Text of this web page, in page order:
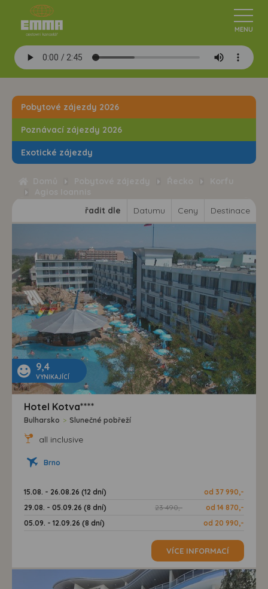
Pobytové zájezdy 2026
Poznávací zájezdy 2026
Exotické zájezdy
řadit dle
Datumu Ceny Destinace
9,4
VYNIKAJÍCÍ
Hotel Kotva****
Bulharsko > Slunečné pobřeží
all inclusive
Brno
15.08. - 26.08.26 (12 dní)
od 37 990,-
29.08. - 05.09.26 (8 dní)
23 490,-
od 14 870,-
05.09. - 12.09.26 (8 dní)
od 20 990,-
VÍCE INFORMACÍ